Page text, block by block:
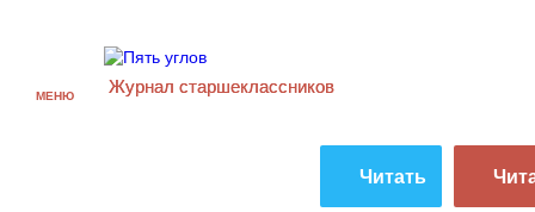
МЕНЮ Журнал старшекласcников
Читать